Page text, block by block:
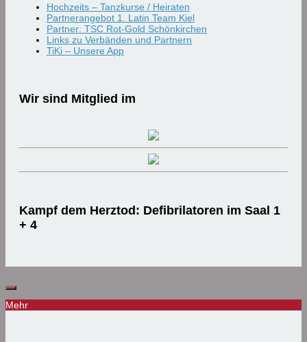
Hochzeits – Tanzkurse / Heiraten
Partnerangebot 1. Latin Team Kiel
Partner: TSC Rot-Gold Schönkirchen
Links zu Verbänden und Partnern
TiKi – Unsere App
Wir sind Mitglied im
Kampf dem Herztod: Defibrilatoren im Saal 1
+ 4
Mehr